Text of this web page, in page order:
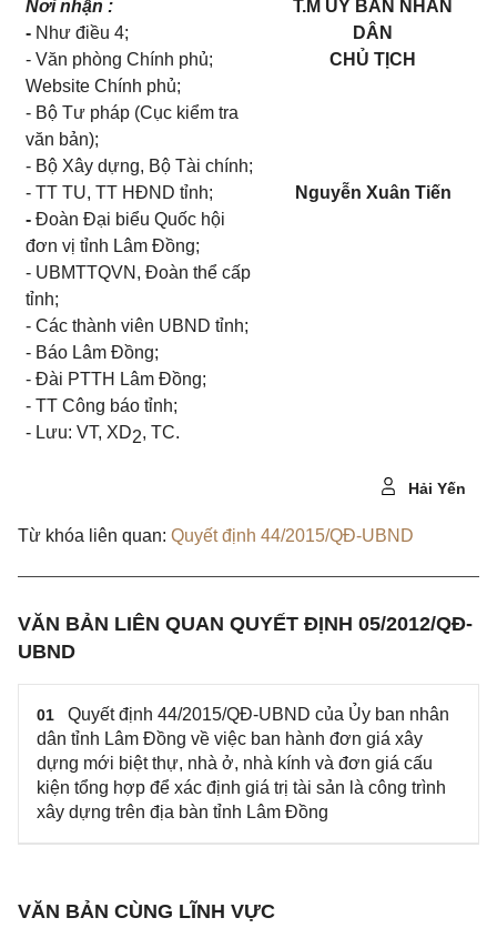
Nơi nhận :
- Như điều 4;
- Văn phòng Chính phủ;
Website Chính phủ;
- Bộ Tư pháp (Cục kiểm tra
văn bản);
- Bộ Xây dựng, Bộ Tài chính;
- TT TU, TT HĐND tỉnh;
-Đoàn Đại biểu Quốc hội
đơn vị tỉnh Lâm Đồng;
- UBMTTQVN, Đoàn thể cấp
tỉnh;
- Các thành viên UBND tỉnh;
- Báo Lâm Đồng;
- Đài PTTH Lâm Đồng;
- TT Công báo tỉnh;
- Lưu: VT, XD2, TC.
T.M ỦY BAN NHÂN
DÂN
CHỦ TỊCH
Nguyễn Xuân Tiến
Hải Yến
Từ khóa liên quan: Quyết định 44/2015/QĐ-UBND
VĂN BẢN LIÊN QUAN QUYẾT ĐỊNH 05/2012/QĐ-
UBND
01
Quyết định 44/2015/QĐ-UBND của Ủy ban nhân
dân tỉnh Lâm Đồng về việc ban hành đơn giá xây
dựng mới biệt thự, nhà ở, nhà kính và đơn giá cấu
kiện tổng hợp để xác định giá trị tài sản là công trình
xây dựng trên địa bàn tỉnh Lâm Đồng
VĂN BẢN CÙNG LĨNH VỰC